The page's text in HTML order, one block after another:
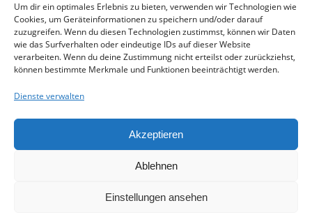
Um dir ein optimales Erlebnis zu bieten, verwenden wir Technologien wie
Cookies, um Geräteinformationen zu speichern und/oder darauf
zuzugreifen. Wenn du diesen Technologien zustimmst, können wir Daten
wie das Surfverhalten oder eindeutige IDs auf dieser Website
verarbeiten. Wenn du deine Zustimmung nicht erteilst oder zurückziehst,
können bestimmte Merkmale und Funktionen beeinträchtigt werden.
Dienste verwalten
Akzeptieren
Ablehnen
Einstellungen ansehen
EINE ANTWORT SCHREIBEN
Du musstangemeldetsein, um einen Kommentar
abzugeben.